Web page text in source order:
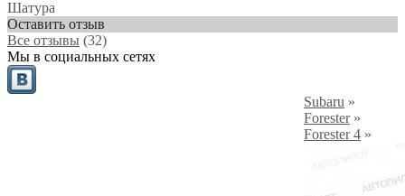
Шатура
Оставить отзыв
Все отзывы (32)
Мы в социальных сетях
Subaru »
Forester»
Forester 4 »